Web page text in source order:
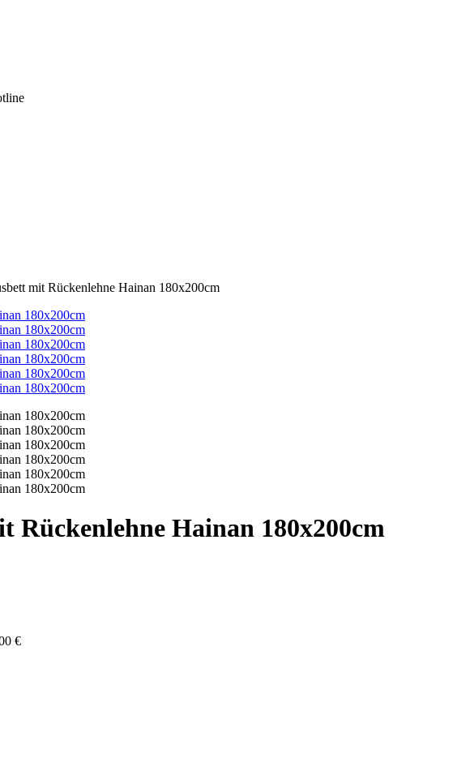
mit Rückenlehne Hainan 180x200cm
Rückenlehne Hainan 180x200cm
€